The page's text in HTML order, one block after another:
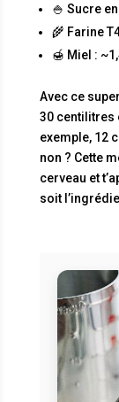
🍚 Sucre
🌾 Farine
🍯 Miel :
Avec ce
30 centilitres
exemple, 12
non ? Cette
cerveau et
soit